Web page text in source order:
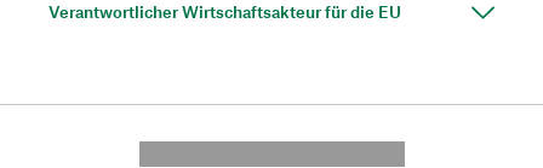
Verantwortlicher Wirtschaftsakteur für die EU